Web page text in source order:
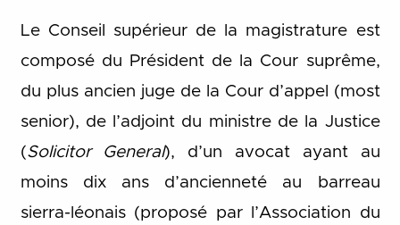
Le Conseil supérieur de la magistrature est
composé du Président de la Cour suprême,
du plus ancien juge de la Cour d’appel (most
senior), de l’adjoint du ministre de la Justice
(Solicitor General), d’un avocat ayant au
moins dix ans d’ancienneté au barreau
sierra-léonais (proposé par l’Association du